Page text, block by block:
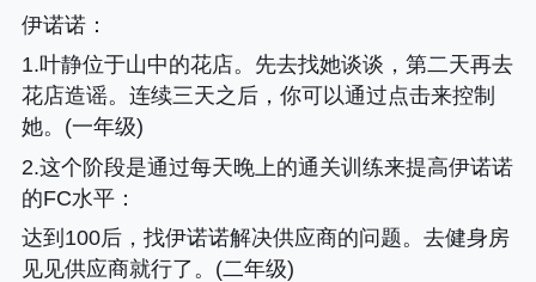
伊诺诺：
1.叶静位于山中的花店。先去找她谈谈，第二天再去
花店造谣。连续三天之后，你可以通过点击来控制
她。(一年级)
2.这个阶段是通过每天晚上的通关训练来提高伊诺诺
的FC水平：
达到100后，找伊诺诺解决供应商的问题。去健身房
见见供应商就行了。(二年级)